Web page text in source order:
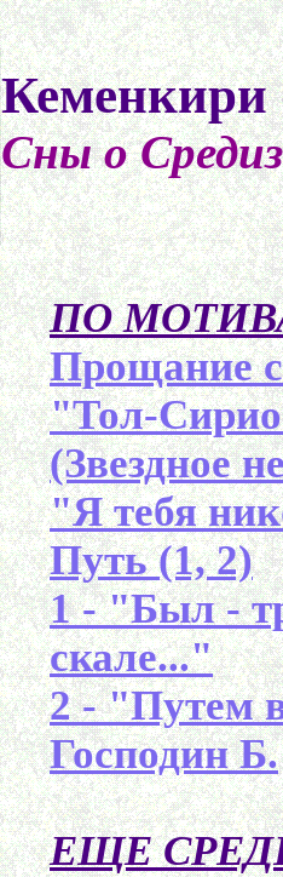
Кеменкири
Сны о
ПО
Прощание
"Тол-
(Звездное
"Я тебя
Путь (1, 2)
1 - "Был -
скале..."
2 - "Путем
Господин Б.
ЕЩЕ